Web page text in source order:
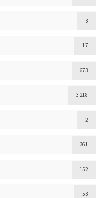
3
17
673
3 218
2
361
152
53